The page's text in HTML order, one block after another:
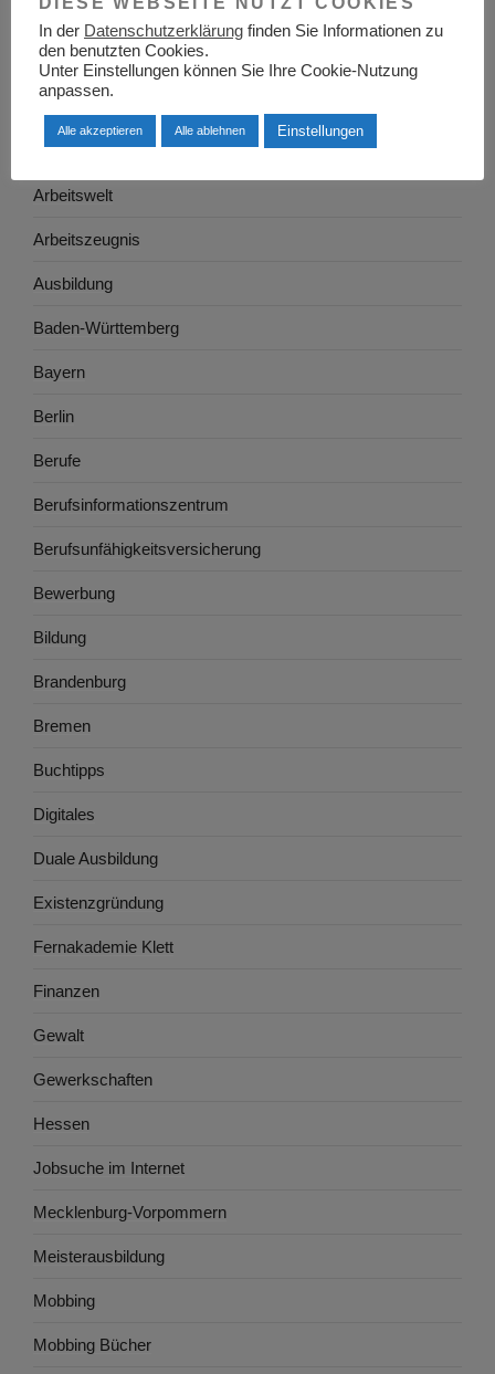
Arbeitgeber
Arbeitsrecht
Arbeitswelt
Arbeitszeugnis
Ausbildung
Baden-Württemberg
Bayern
Berlin
Berufe
Berufsinformationszentrum
Berufsunfähigkeitsversicherung
Bewerbung
Bildung
Brandenburg
Bremen
Buchtipps
Digitales
Duale Ausbildung
Existenzgründung
Fernakademie Klett
Finanzen
Gewalt
Gewerkschaften
Hessen
Jobsuche im Internet
Mecklenburg-Vorpommern
Meisterausbildung
Mobbing
Mobbing Bücher
In der Datenschutzerklärung finden Sie Informationen zu
den benutzten Cookies.
Unter Einstellungen können Sie Ihre Cookie-Nutzung
anpassen.
Alle akzeptieren Alle ablehnen Einstellungen